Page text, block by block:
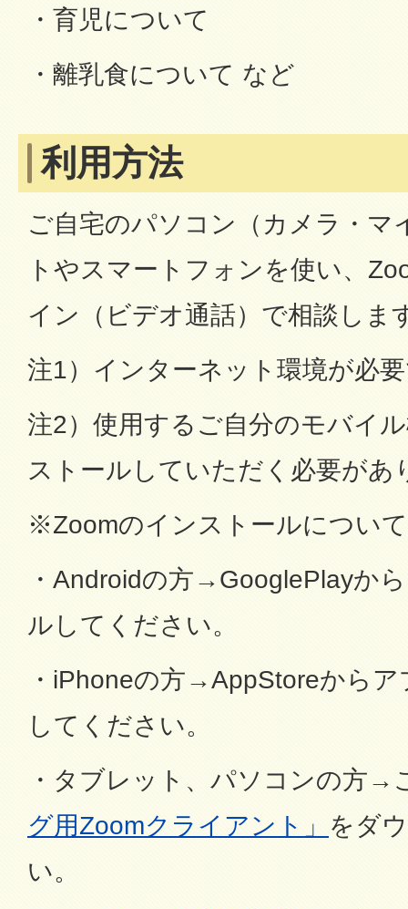
・育児について
・離乳食について など
利用方法
ご自宅のパソコン（カメラ・マ
トやスマートフォンを使い、
イン（ビデオ通話）で相談しま
注1）インターネット環境が必
注2）使用するご自分のモバイ
ストールしていただく必要があ
※Zoomのインストールについて
・Androidの方→GooglePlayか
ルしてください。
・iPhoneの方→AppStoreから
してください。
・タブレット、パソコンの方→
グ用Zoomクライアント」 をダ
い。